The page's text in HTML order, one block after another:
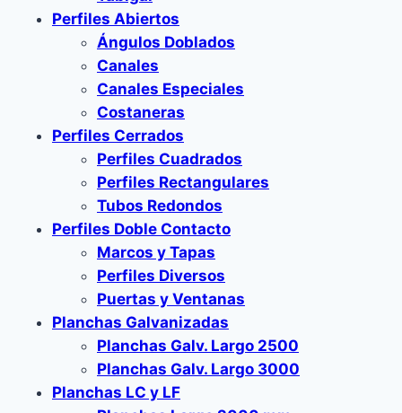
Perfiles Abiertos
Ángulos Doblados
Canales
Canales Especiales
Costaneras
Perfiles Cerrados
Perfiles Cuadrados
Perfiles Rectangulares
Tubos Redondos
Perfiles Doble Contacto
Marcos y Tapas
Perfiles Diversos
Puertas y Ventanas
Planchas Galvanizadas
Planchas Galv. Largo 2500
Planchas Galv. Largo 3000
Planchas LC y LF